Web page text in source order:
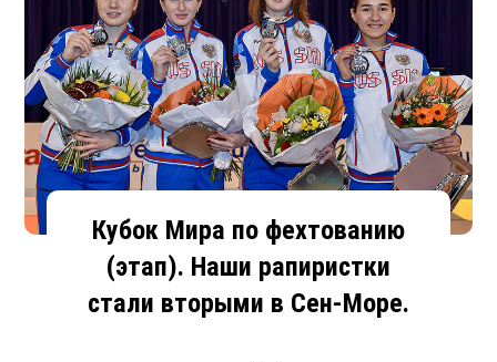
Кубок Мира по фехтованию
(этап). Наши рапиристки
стали вторыми в Сен-Море.